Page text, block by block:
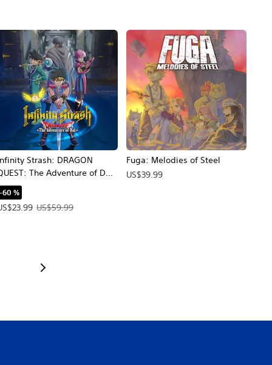
Strash: DRAGON
The Adventure of Dai
& PS5
-60 %
de la oferta: US$23.99. Precio original: US$59.99.
US$59.99
Fuga: Melodies of Steel
US$39.99